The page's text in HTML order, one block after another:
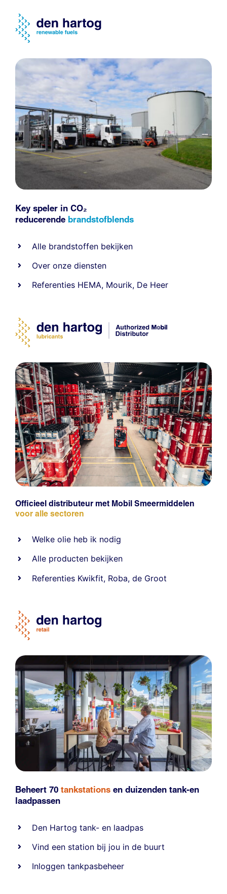
Key speler in CO₂
reducerende brandstofblends
Alle brandstoffen bekijken
Over onze diensten
Referenties HEMA, Mourik, De Heer
Officieel distributeur met Mobil Smeermiddelen
voor alle sectoren
Welke olie heb ik nodig
Alle producten bekijken
Referenties Kwikfit, Roba,de Groot
Beheert 70 tankstations en duizenden tank-en
laadpassen
Den Hartog tank- en laadpas
Vind een station bij jou in de buurt
Inloggen tankpasbeheer